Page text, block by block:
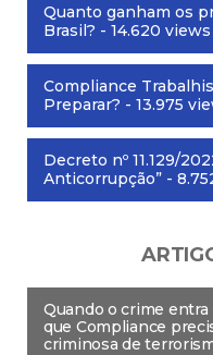
Quanto ganham os
Brasil? - 14.620 views
Compliance
Preparar? - 13.975
Decreto nº 11.129/
Anticorrupção” -
Quando o crime
que Compliance
criminosa de